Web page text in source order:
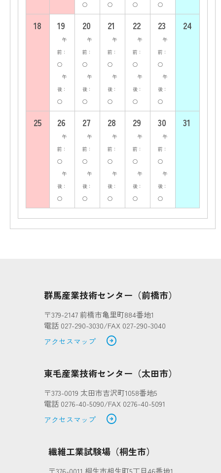
○
○
○
○
18 19
午
前：
○
午
後：
○
20
午
前：
○
午
後：
○
21
午
前：
○
午
後：
○
22
午
前：
○
午
後：
○
23
午
前：
○
午
後：
○
24
25 26
午
前：
○
午
後：
○
27
午
前：
○
午
後：
○
28
午
前：
○
午
後：
○
29
午
前：
○
午
後：
○
30
午
前：
○
午
後：
○
31
群馬産業技術センター（前橋市）
〒379-2147 前橋市亀里町884番地1
電話 027-290-3030/FAX 027-290-3040
アクセスマップ
arrow_circle_right
東毛産業技術センター（太田市）
〒373-0019 太田市吉沢町1058番地5
電話 0276-40-5090/FAX 0276-40-5091
アクセスマップ
arrow_circle_right
繊維工業試験場（桐生市）
〒376-0011 桐生市相生町5丁目46番地1